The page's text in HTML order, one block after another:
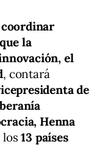
coordinar
la
el
, contará
de
Henna
los13 países